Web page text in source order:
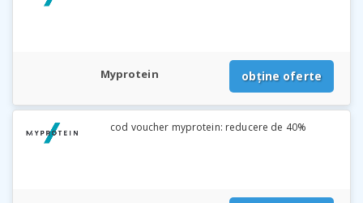
Myprotein obține oferte
cod voucher myprotein: reducere de 40%